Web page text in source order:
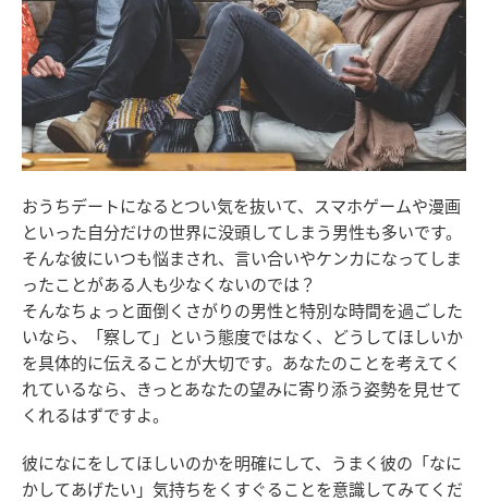
おうちデートになるとつい気を抜いて、スマホゲームや漫画
といった自分だけの世界に没頭してしまう男性も多いです。
そんな彼にいつも悩まされ、言い合いやケンカになってしま
ったことがある人も少なくないのでは？
そんなちょっと面倒くさがりの男性と特別な時間を過ごした
いなら、「察して」という態度ではなく、どうしてほしいか
を具体的に伝えることが大切です。あなたのことを考えてく
れているなら、きっとあなたの望みに寄り添う姿勢を見せて
くれるはずですよ。
彼になにをしてほしいのかを明確にして、うまく彼の「なに
かしてあげたい」気持ちをくすぐることを意識してみてくだ